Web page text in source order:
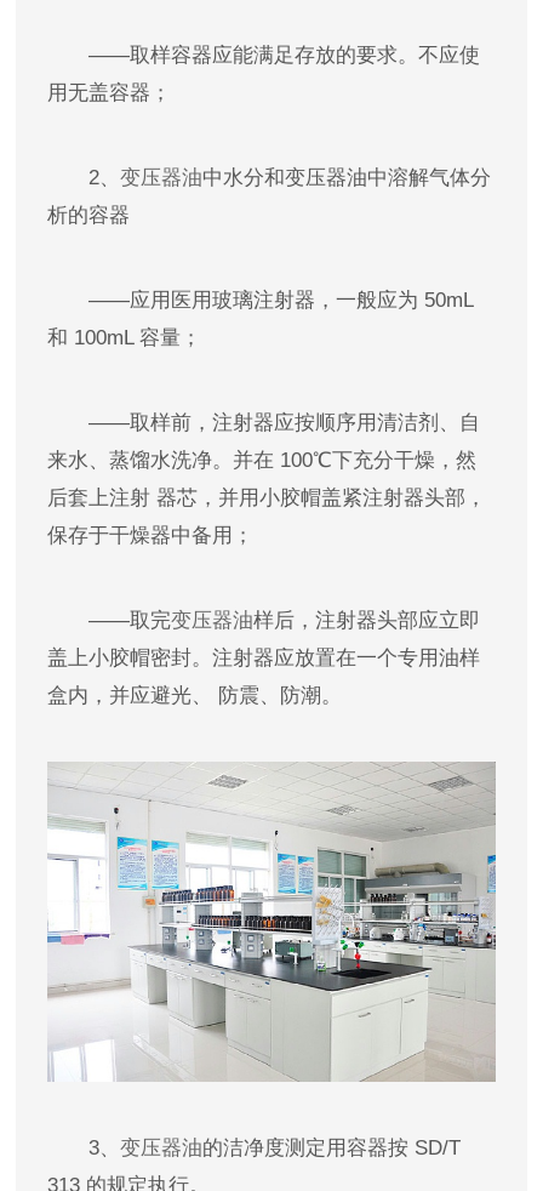
——取样容器应能满足存放的要求。不应使
用无盖容器；
2、 变压器油中水分和变压器油中溶解气体分
析的容器
——应用医用玻璃注射器，一般应为 50mL
和 100mL 容量；
——取样前，注射器应按顺序用清洁剂、自
来水、蒸馏水洗净。并在 100℃下充分干燥，然
后套上注射 器芯，并用小胶帽盖紧注射器头部，
保存于干燥器中备用；
——取完变压器油样后，注射器头部应立即
盖上小胶帽密封。注射器应放置在一个专用油样
盒内，并应避光、 防震、防潮。
3、 变压器油的洁净度测定用容器按 SD/T
313 的规定执行。